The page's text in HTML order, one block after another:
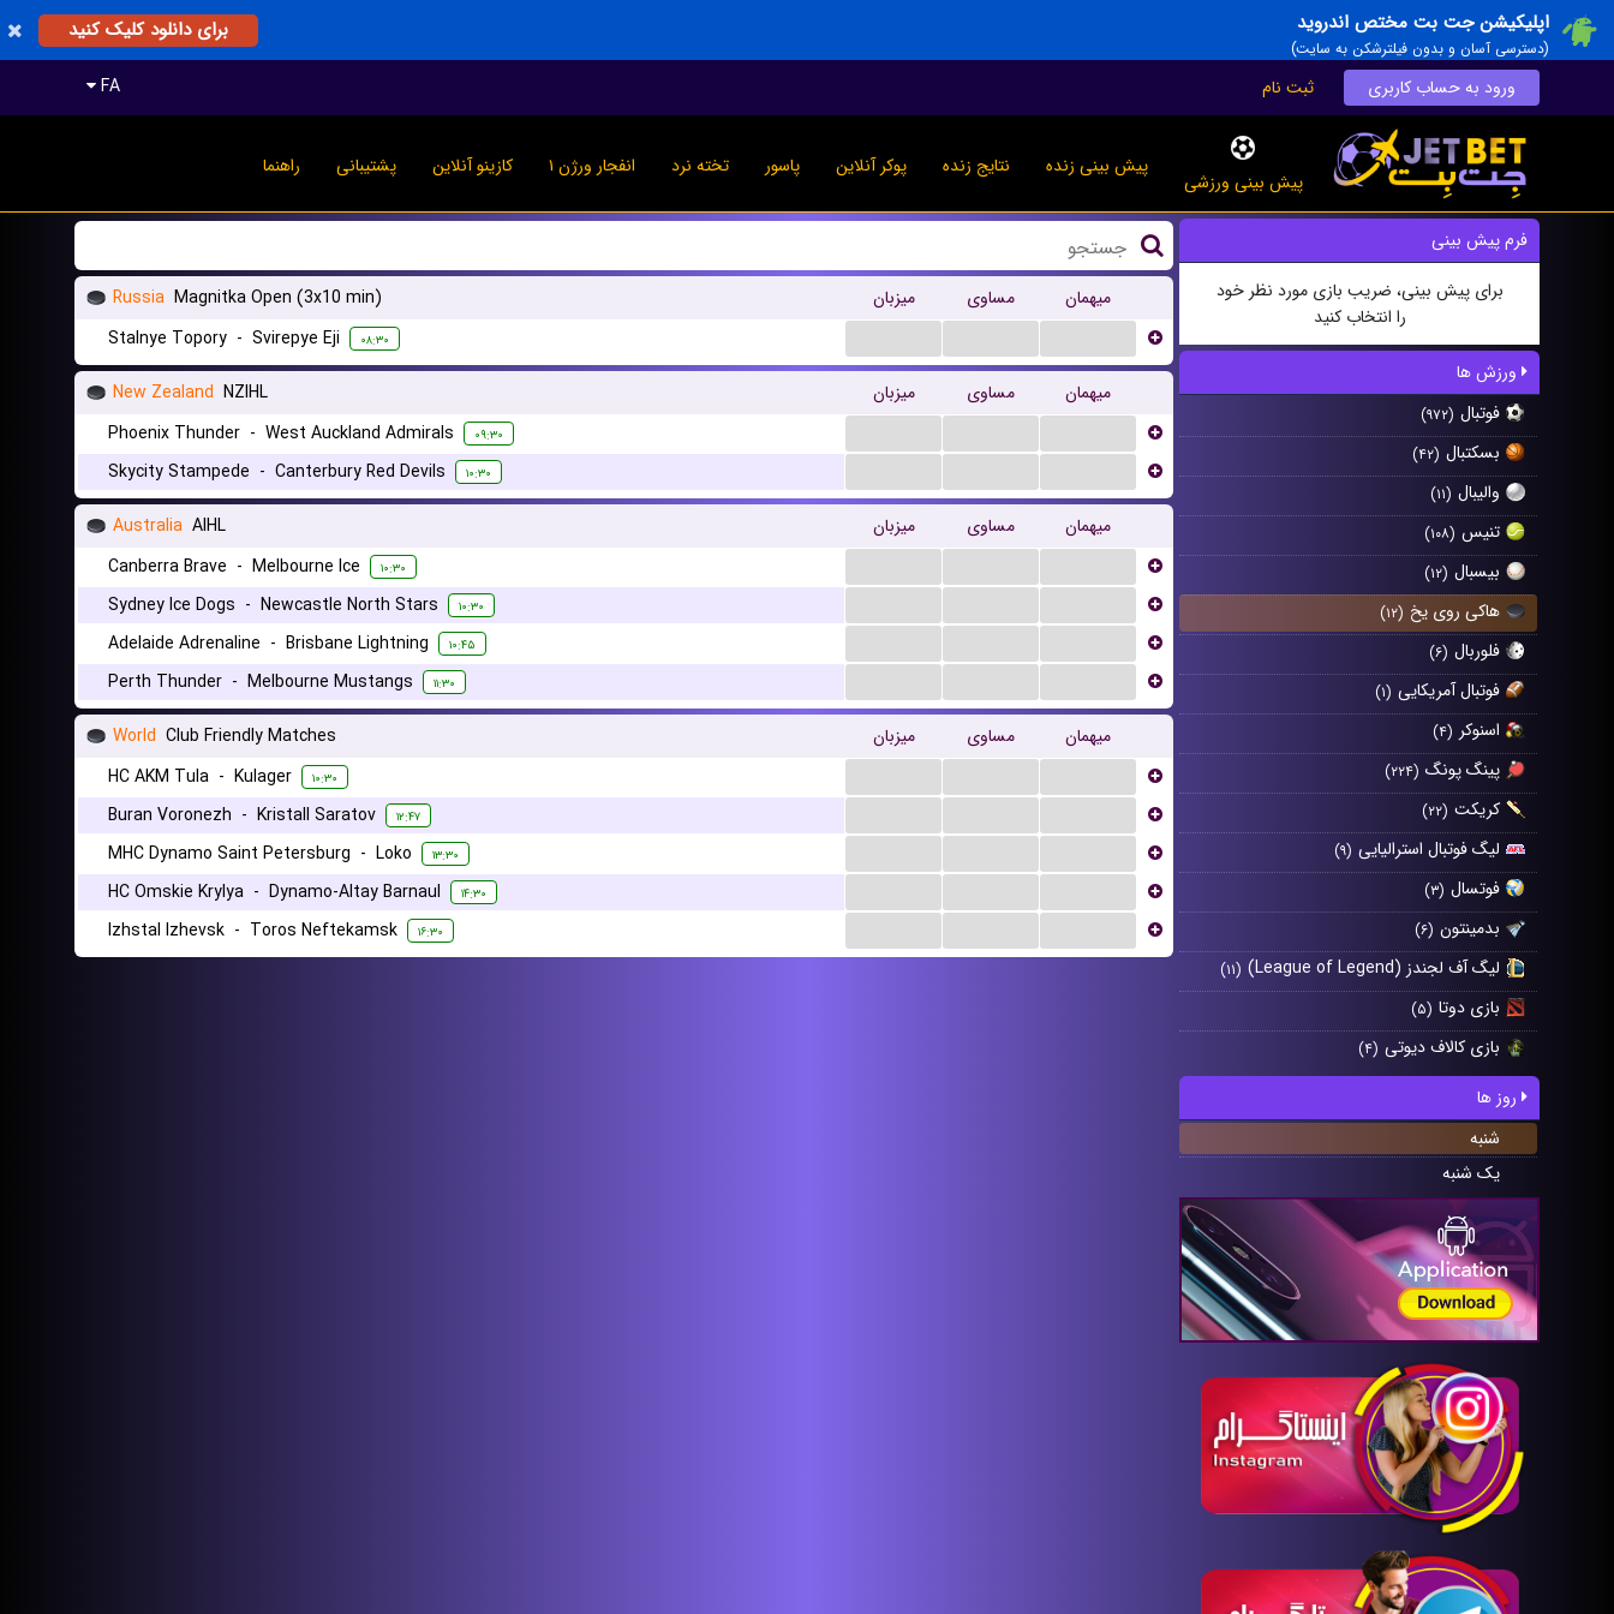
اپلیکیشن جت بت مختص اندروید
(دسترسی آسان و بدون فیلترشکن به سایت)
برای دانلود کلیک کنید
FA ورود به حساب کاربری ثبت نام
پیش بینی ورزشی
پیش بینی زنده نتایج زنده پوکر آنلاین پاسور تخته نرد انفجار ورژن ۱ کازینو آنلاین پشتیبانی راهنما
فرم پیش بینی
برای پیش بینی، ضریب بازی مورد نظر خود
را انتخاب کنید
ورزش ها
فوتبال (۹۷۲)
بسکتبال (۴۲)
والیبال (۱۱)
تنیس (۱۰۸)
بیسبال (۱۲)
هاکی روی یخ (۱۲)
فلوربال (۶)
فوتبال آمریکایی (۱)
اسنوکر (۴)
پینگ پونگ (۲۲۴)
کریکت (۲۲)
لیگ فوتبال استرالیایی (۹)
فوتسال (۳)
بدمینتون (۶)
لیگ آف لجندز (League of Legend) (۱۱)
بازی دوتا (۵)
بازی کالاف دیوتی (۴)
روز ها
شنبه
یک شنبه
Russia Magnitka Open (3x10 min) میزبان مساوی
میهمان
Stalnye Topory - Svirepye Eji ۰۸:۳۰
New Zealand NZIHL میزبان مساوی
میهمان
Phoenix Thunder - West Auckland Admirals ۰۹:۳۰
Skycity Stampede - Canterbury Red Devils ۱۰:۳۰
Australia AIHL میزبان مساوی
میهمان
Canberra Brave - Melbourne Ice ۱۰:۳۰
Sydney Ice Dogs - Newcastle North Stars ۱۰:۳۰
Adelaide Adrenaline - Brisbane Lightning ۱۰:۴۵
Perth Thunder - Melbourne Mustangs ۱۱:۳۰
World Club Friendly Matches میزبان مساوی
میهمان
HC AKM Tula - Kulager ۱۰:۳۰
Buran Voronezh - Kristall Saratov ۱۲:۴۷
MHC Dynamo Saint Petersburg - Loko ۱۳:۳۰
HC Omskie Krylya - Dynamo-Altay Barnaul ۱۴:۳۰
Izhstal Izhevsk - Toros Neftekamsk ۱۶:۳۰